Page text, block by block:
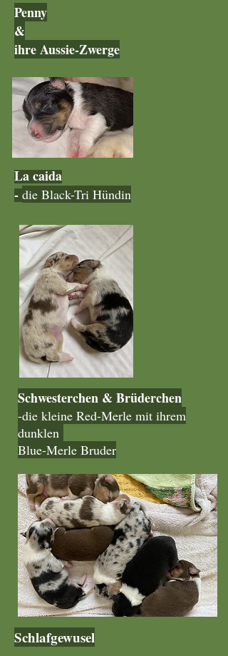
Penny
&
ihre Aussie-Zwerge
La caida
-die Black-Tri Hündin
Schwesterchen & Brüderchen
-die kleine Red-Merle mit ihrem
dunklen
Blue-Merle Bruder
Schlafgewusel